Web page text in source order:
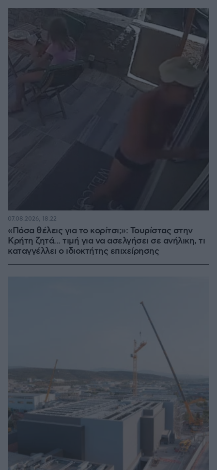
«Πόσα θέλεις για το κορίτσι;»: Τουρίστας στην
Κρήτη ζητά... τιμή για να ασελγήσει σε ανήλικη, τι
καταγγέλλει ο ιδιοκτήτης επιχείρησης
07.08.2026, 18:22